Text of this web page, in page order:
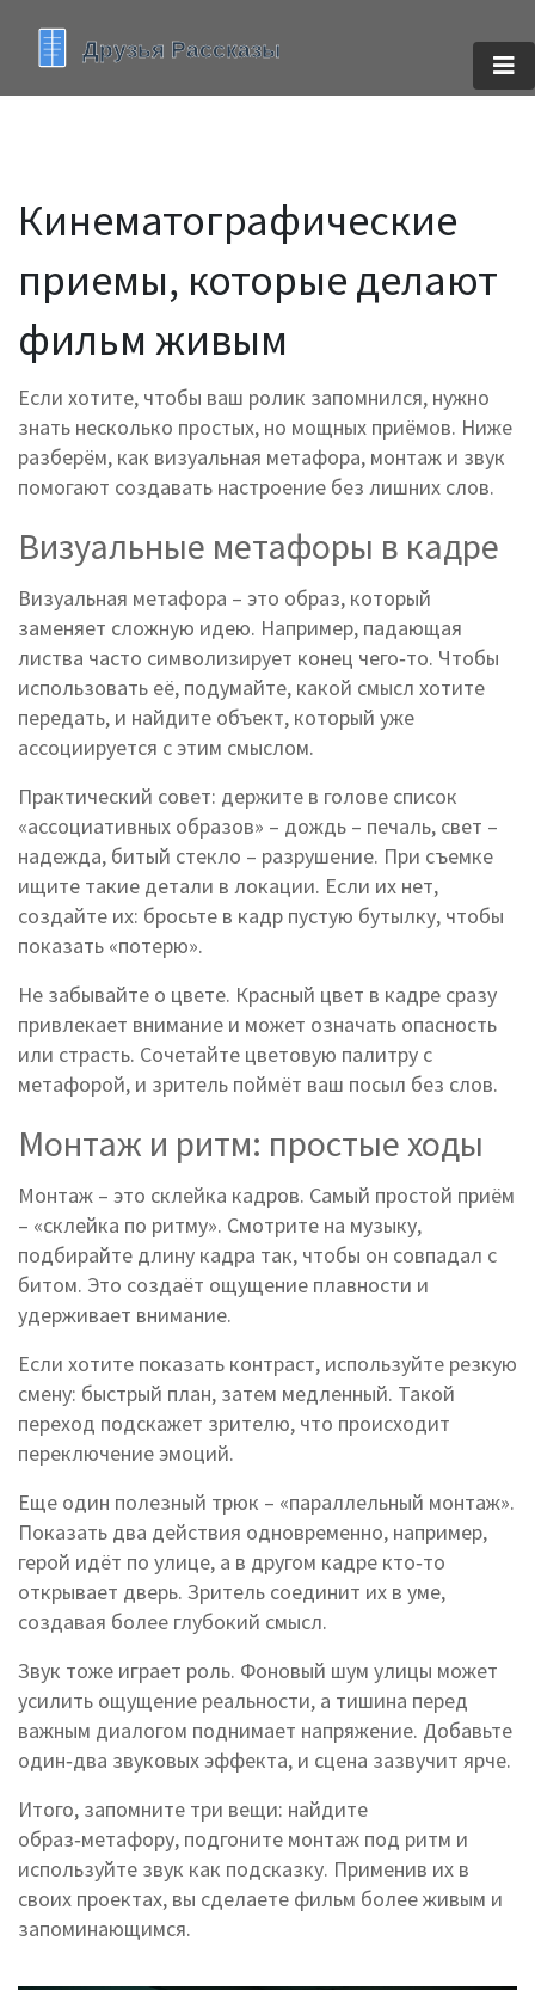
Кинематографические
приемы, которые делают
фильм живым
Если хотите, чтобы ваш ролик запомнился, нужно
знать несколько простых, но мощных приёмов. Ниже
разберём, как визуальная метафора, монтаж и звук
помогают создавать настроение без лишних слов.
Визуальные метафоры в кадре
Визуальная метафора – это образ, который
заменяет сложную идею. Например, падающая
листва часто символизирует конец чего‑то. Чтобы
использовать её, подумайте, какой смысл хотите
передать, и найдите объект, который уже
ассоциируется с этим смыслом.
Практический совет: держите в голове список
«ассоциативных образов» – дождь – печаль, свет –
надежда, битый стекло – разрушение. При съемке
ищите такие детали в локации. Если их нет,
создайте их: бросьте в кадр пустую бутылку, чтобы
показать «потерю».
Не забывайте о цвете. Красный цвет в кадре сразу
привлекает внимание и может означать опасность
или страсть. Сочетайте цветовую палитру с
метафорой, и зритель поймёт ваш посыл без слов.
Монтаж и ритм: простые ходы
Монтаж – это склейка кадров. Самый простой приём
– «склейка по ритму». Смотрите на музыку,
подбирайте длину кадра так, чтобы он совпадал с
битом. Это создаёт ощущение плавности и
удерживает внимание.
Если хотите показать контраст, используйте резкую
смену: быстрый план, затем медленный. Такой
переход подскажет зрителю, что происходит
переключение эмоций.
Еще один полезный трюк – «параллельный монтаж».
Показать два действия одновременно, например,
герой идёт по улице, а в другом кадре кто‑то
открывает дверь. Зритель соединит их в уме,
создавая более глубокий смысл.
Звук тоже играет роль. Фоновый шум улицы может
усилить ощущение реальности, а тишина перед
важным диалогом поднимает напряжение. Добавьте
один‑два звуковых эффекта, и сцена зазвучит ярче.
Итого, запомните три вещи: найдите
образ‑метафору, подгоните монтаж под ритм и
используйте звук как подсказку. Применив их в
своих проектах, вы сделаете фильм более живым и
запоминающимся.